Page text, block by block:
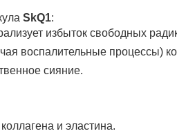
SkQ1:
избыток свободных
воспалительные процессы)
сияние.
и эластина.